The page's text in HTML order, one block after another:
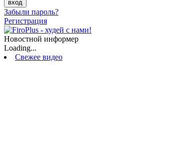
Забыли пароль?
Регистрация
Новостной информер
Loading...
Свежее видео